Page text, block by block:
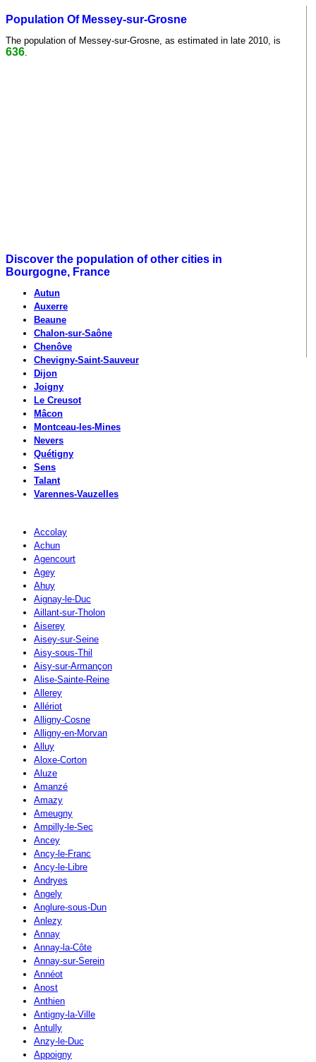
Population Of Messey-sur-Grosne
The population of Messey-sur-Grosne, as estimated in late 2010, is
636
Discover the population of other cities in
Bourgogne, France
Autun
Auxerre
Beaune
Chalon-sur-Saône
Chenôve
Chevigny-Saint-Sauveur
Dijon
Joigny
Le Creusot
Mâcon
Montceau-les-Mines
Nevers
Quétigny
Sens
Talant
Varennes-Vauzelles
Accolay
Achun
Agencourt
Agey
Ahuy
Aignay-le-Duc
Aillant-sur-Tholon
Aiserey
Aisey-sur-Seine
Aisy-sous-Thil
Aisy-sur-Armançon
Alise-Sainte-Reine
Allerey
Allériot
Alligny-Cosne
Alligny-en-Morvan
Alluy
Aloxe-Corton
Aluze
Amanzé
Amazy
Ameugny
Ampilly-le-Sec
Ancey
Ancy-le-Franc
Ancy-le-Libre
Andryes
Angely
Anglure-sous-Dun
Anlezy
Annay
Annay-la-Côte
Annay-sur-Serein
Annéot
Anost
Anthien
Antigny-la-Ville
Antully
Anzy-le-Duc
Appoigny